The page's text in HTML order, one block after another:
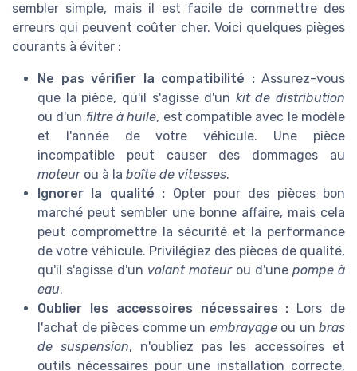
sembler simple, mais il est facile de commettre des
erreurs qui peuvent coûter cher. Voici quelques pièges
courants à éviter :
Ne pas vérifier la compatibilité :Assurez-vous
que la pièce, qu'il s'agisse d'un kit de distribution
ou d'un filtre à huile, est compatible avec le modèle
et l'année de votre véhicule. Une pièce
incompatible peut causer des dommages au
moteurou à la boîte de vitesses.
Ignorer la qualité : Opter pour des pièces bon
marché peut sembler une bonne affaire, mais cela
peut compromettre la sécurité et la performance
de votre véhicule. Privilégiez des pièces de qualité,
qu'il s'agisse d'un volant moteurou d'une pompe à
eau.
Oublier les accessoires nécessaires : Lors de
l'achat de pièces comme un embrayageou un bras
de suspension, n'oubliez pas les accessoires et
outils nécessaires pour une installation correcte,